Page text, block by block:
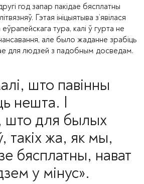
год запар пакідае бясплатны
Гэтая ініцыятыва з’явілася
тура, калі ў гурта не
але было жаданне зрабіць
для людзей з падобным досведам.
што павінны
нешта. І
што для былых
такіх жа, як мы,
бясплатны, нават
у мінус».